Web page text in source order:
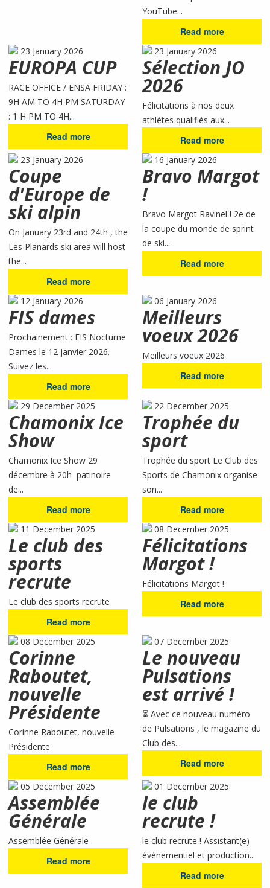
YouTube...
Read more
23 January 2026
EUROPA CUP
RACE OFFICE / ENSA FRIDAY :
9H AM TO 4H PM SATURDAY
: 1 H PM TO 4H...
Read more
23 January 2026
Sélection JO
2026
Félicitations à nos deux
athlètes qualifiés aux...
Read more
23 January 2026
Coupe
d'Europe de
ski alpin
On January 23rd and 24th , the
Les Planards ski area will host
the...
Read more
16 January 2026
Bravo Margot
!
Bravo Margot Ravinel ! 2e de
la coupe du monde de sprint
de ski...
Read more
12 January 2026
FIS dames
Prochainement : FIS Nocturne
Dames le 12 janvier 2026.
Suivez les...
Read more
06 January 2026
Meilleurs
voeux 2026
Meilleurs voeux 2026
Read more
29 December 2025
Chamonix Ice
Show
Chamonix Ice Show 29
décembre à 20h patinoire
de...
Read more
22 December 2025
Trophée du
sport
Trophée du sport Le Club des
Sports de Chamonix organise
son...
Read more
11 December 2025
Le club des
sports
recrute
Le club des sports recrute
Read more
08 December 2025
Félicitations
Margot !
Félicitations Margot !
Read more
08 December 2025
Corinne
Raboutet,
nouvelle
Présidente
Corinne Raboutet, nouvelle
Présidente
Read more
07 December 2025
Le nouveau
Pulsations
est arrivé !
⏳ Avec ce nouveau numéro
de Pulsations , le magazine du
Club des...
Read more
05 December 2025
Assemblée
Générale
Assemblée Générale
Read more
01 December 2025
le club
recrute !
le club recrute ! Assistant(e)
événementiel et production...
Read more